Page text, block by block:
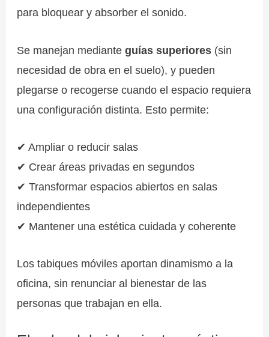
para bloquear y absorber el sonido.
Se manejan medianteguías superiores (sin
necesidad de obra en el suelo), y pueden
plegarse o recogerse cuando el espacio requiera
una configuración distinta. Esto permite:
✔ Ampliar o reducir salas
✔ Crear áreas privadas en segundos
✔ Transformar espacios abiertos en salas
independientes
✔ Mantener una estética cuidada y coherente
Los tabiques móviles aportan dinamismo a la
oficina, sin renunciar al bienestar de las
personas que trabajan en ella.